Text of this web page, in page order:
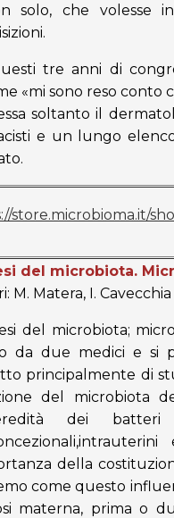
solo, che volesse
tre anni di
«mi sono reso conto
soltanto il
e un lungo
store.microbioma.it/
del microbiota.
M. Matera, I. Cavecchia
del microbiota;
da due medici e si
principalmente di
del microbiota
dei
della
come questo
materna, prima o